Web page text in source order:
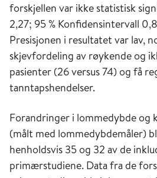
forskjellen var ikke statistisk
2,27; 95 % Konfidensintervall
Presisjonen i resultatet var lav,
skjevfordeling av røykende og
pasienter (26 versus 74) og få
tanntapshendelser.
Forandringer i lommedybde og
(målt med lommedybdemåler)
henholdsvis 35 og 32 av de
primærstudiene. Data fra de